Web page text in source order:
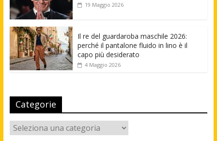
19 Maggio 2026
Il re del guardaroba maschile 2026:
perché il pantalone fluido in lino è il
capo più desiderato
4 Maggio 2026
Categorie
Categorie